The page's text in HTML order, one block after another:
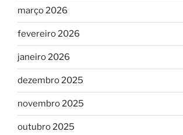
março 2026
fevereiro 2026
janeiro 2026
dezembro 2025
novembro 2025
outubro 2025